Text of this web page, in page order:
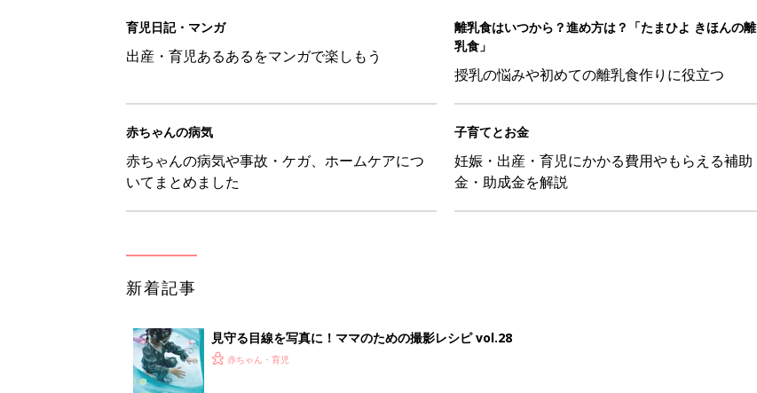
育児日記・マンガ
出産・育児あるあるをマンガで楽しもう
離乳食はいつから？進め方は？「たまひよ きほんの離
乳食」
授乳の悩みや初めての離乳食作りに役立つ
赤ちゃんの病気
赤ちゃんの病気や事故・ケガ、ホームケアにつ
いてまとめました
子育てとお金
妊娠・出産・育児にかかる費用やもらえる補助
金・助成金を解説
新着記事
見守る目線を写真に！ママのための撮影レシピ vol.28
赤ちゃん・育児